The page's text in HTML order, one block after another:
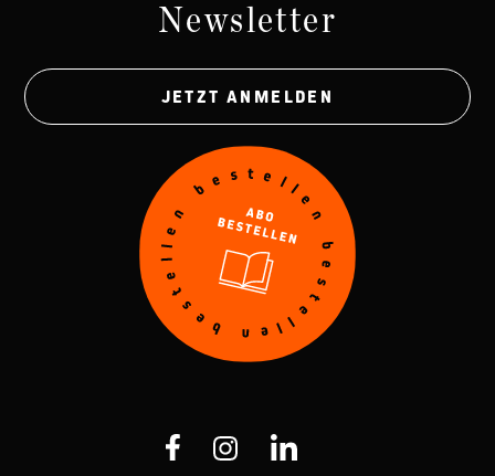
Newsletter
JETZT ANMELDEN